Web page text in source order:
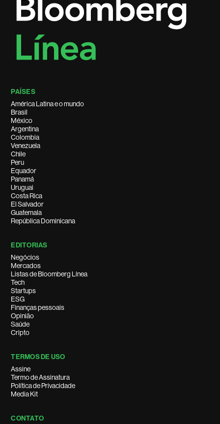
PAÍSES
América Latina e o mundo
Brasil
México
Argentina
Colombia
Venezuela
Chile
Peru
Equador
Panamá
Uruguai
Costa Rica
El Salvador
Guatemala
República Dominicana
EDITORIAS
Negócios
Mercados
Listas de Bloomberg Línea
Tech
Startups
ESG
Finanças pessoais
Opinião
Saúde
Cripto
TERMOS DE USO
Assine
Termo de Assinatura
Política de Privacidade
Media Kit
CONTATO